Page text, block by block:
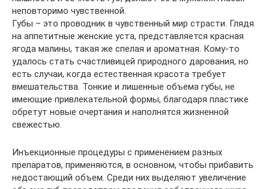
неповторимо чувственной.
Губы – это проводник в чувственный мир страсти. Глядя
на аппетитные женские уста, представляется красная
ягода малины, такая же спелая и ароматная. Кому-то
удалось стать счастливицей природного дарования, но
есть случаи, когда естественная красота требует
вмешательства. Тонкие и лишенные объема губы, не
имеющие привлекательной формы, благодаря пластике
обретут новые очертания и наполнятся жизненной
свежестью.
Инъекционные процедуры с применением разных
препаратов, применяются, в основном, чтобы прибавить
недостающий объем. Среди них выделяют увеличение